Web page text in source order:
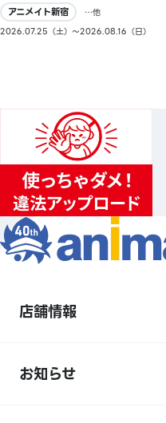
アニメイト新宿
…他
2026.07.25（土）〜2026.08.16（日）
店舗情報
お知らせ